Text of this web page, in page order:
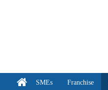
SMEs Franchise